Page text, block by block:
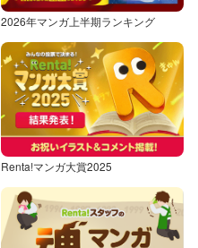
2026年マンガ上半期ランキング
Renta!マンガ大賞2025